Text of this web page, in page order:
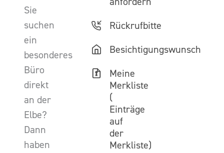
Sie
suchen
ein
besonderes
Büro
direkt
an der
Elbe?
Dann
haben
Rückrufbitte
Besichtigungswunsch
Meine
Merkliste
(
Einträge
auf
der
Merkliste)